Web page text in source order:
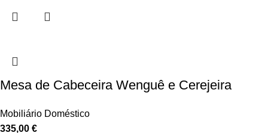
Mesa de Cabeceira Wenguê e Cerejeira
Mobiliário Doméstico
335,00 €